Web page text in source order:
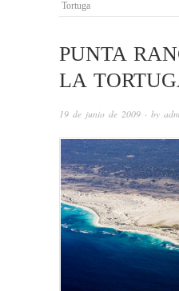
Tortuga
PUNTA
LA
19 de junio de 2009 · by